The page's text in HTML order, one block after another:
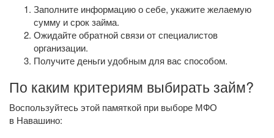
Заполните информацию о себе, укажите желаемую
сумму и срок займа.
Ожидайте обратной связи от специалистов
организации.
Получите деньги удобным для вас способом.
По каким критериям выбирать займ?
Воспользуйтесь этой памяткой при выборе МФО
в Навашино: